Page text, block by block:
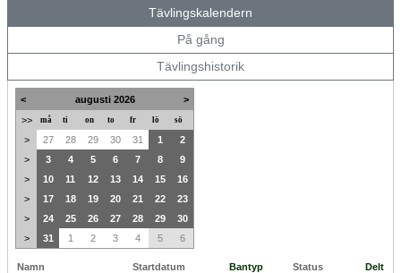
Tävlingskalendern
På gång
Tävlingshistorik
< augusti 2026
>
>>
må ti on to fr lö sö
> 27 28 29 30 31 1
2
>
3 4 5 6 7 8
9
>
10 11 12 13 14 15
16
>
17 18 19 20 21 22
23
>
24 25 26 27 28 29
30
>
31 1 2 3 4 5 6
Namn Startdatum Bantyp Status
Delt